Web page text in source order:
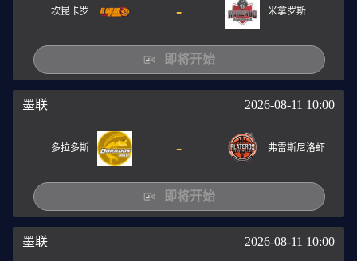
坎昆卡罗 - 米拿罗斯
即将开始
墨联 2026-08-11 10:00
多拉多斯 - 弗雷斯尼洛虾
即将开始
墨联 2026-08-11 10:00